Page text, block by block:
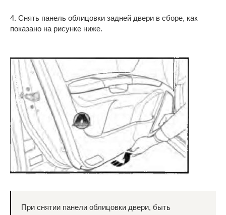
4. Снять панель облицовки задней двери в сборе, как
показано на рисунке ниже.
При снятии панели облицовки двери, быть